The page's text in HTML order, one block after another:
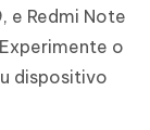
e Redmi Note
o
dispositivo